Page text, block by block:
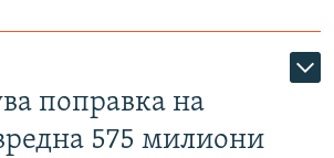
поправка на
575 милиони